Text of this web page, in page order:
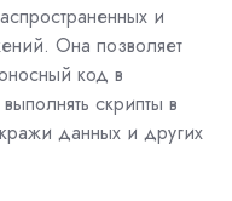
и
Она позволяет
код в
скрипты в
данных и других